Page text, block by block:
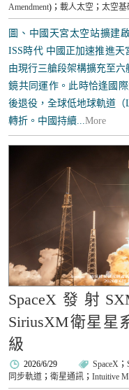
Amendment)；載人太空 ；太空基
圖、中國天宮太空站擴建
ISS時代 中國正加速推進
由現行三艙段架構擴充至
鏡共同運作。此時恰逢國
後退役，全球低地球軌道
轉折。中國持續...More
SpaceX發射
SiriusXM衛星星
級
2026/6/29 SpaceX ；
同步軌道 ；衛星通訊 ；Intuitive